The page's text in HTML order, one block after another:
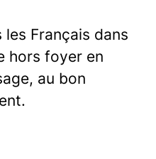
Français dans
hors foyer en
au bon